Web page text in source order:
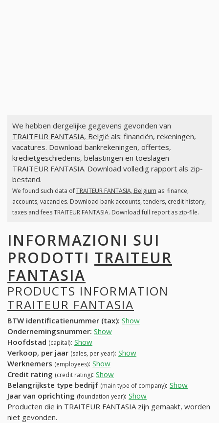
We hebben dergelijke gegevens gevonden van
TRAITEUR FANTASIA, België als: financiën, rekeningen,
vacatures. Download bankrekeningen, offertes,
kredietgeschiedenis, belastingen en toeslagen
TRAITEUR FANTASIA. Download volledig rapport als zip-
bestand.
We found such data ofTRAITEUR FANTASIA, Belgium as: finance,
accounts, vacancies. Download bank accounts, tenders, credit history,
taxes and fees TRAITEUR FANTASIA. Download full report as zip-file.
INFORMAZIONI SUI
PRODOTTI TRAITEUR
FANTASIA
PRODUCTS INFORMATION
TRAITEUR FANTASIA
BTW identificatienummer (tax): Show
Ondernemingsnummer: Show
Hoofdstad (capital): Show
Verkoop, per jaar (sales, per year): Show
Werknemers (employees): Show
Credit rating (credit rating): Show
Belangrijkste type bedrijf (main type of company): Show
Jaar van oprichting (foundation year): Show
Producten die in TRAITEUR FANTASIA zijn gemaakt, worden
niet gevonden.